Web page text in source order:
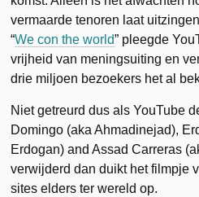
vermaarde tenoren laat
“We con the world” pleegde
vrijheid van meningsuiting en
drie miljoen bezoekers het al
Niet getreurd dus als YouTube
Domingo (aka Ahmadinejad),
Erdogan) and Assad Carreras
verwijderd dan duikt het filmpje
sites elders ter wereld op.